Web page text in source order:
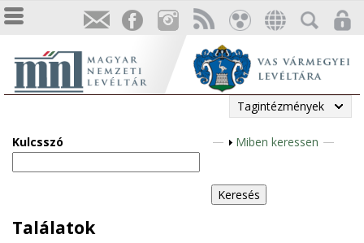
Tagintézmények
Kulcsszó
M
g
j
Miben keressen
Találatok